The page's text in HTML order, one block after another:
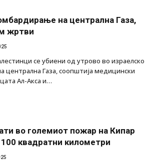
на централна Газа,
жртви
се убиени од утрово во израелско
централна Газа, соопштија медицински
Ал-Акса и…
во големиот пожар на Кипар
квадратни километри